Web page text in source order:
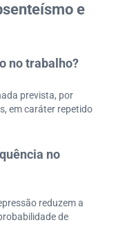
e
no trabalho?
prevista, por
em caráter repetido
no
reduzem a
de